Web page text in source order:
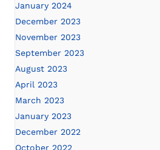
January 2024
December 2023
November 2023
September 2023
August 2023
April 2023
March 2023
January 2023
December 2022
October 2022